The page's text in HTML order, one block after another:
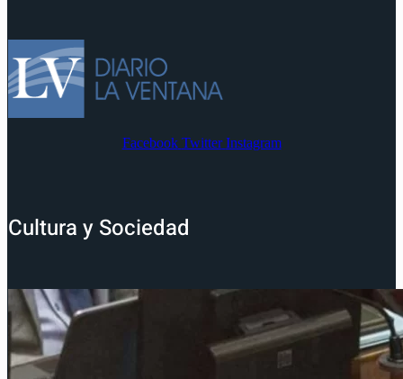
Facebook Twitter Instagram
Cultura y Sociedad